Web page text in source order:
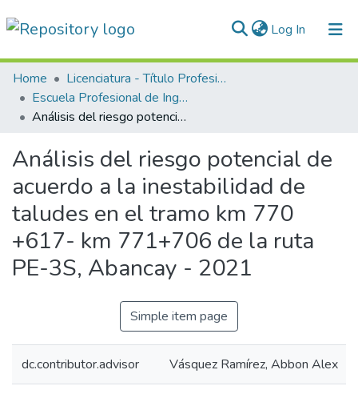
Log In (current)
Communities & Collections
All of DSpace
Normativas
Home
Licenciatura - Título Profesional
Escuela Profesional de Ingeniería Civil
Análisis del riesgo potencial de acuerdo a la inestabilidad de taludes en el tramo km 770 +617- km 771+706 de la ruta PE-3S, Abancay - 2021
Análisis del riesgo potencial de
acuerdo a la inestabilidad de
taludes en el tramo km 770
+617- km 771+706 de la ruta
PE-3S, Abancay - 2021
Simple item page
dc.contributor.advisor Vásquez Ramírez, Abbon Alex